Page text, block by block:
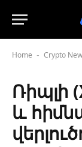
Home - Crypto
Ռիպլի
և